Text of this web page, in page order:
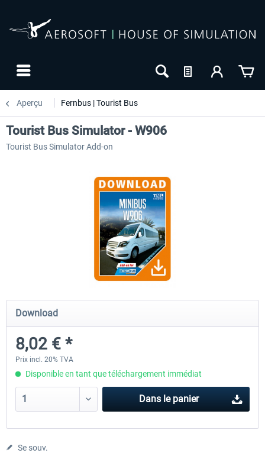
Aperçu Fernbus | Tourist Bus
Fernbus Simulator - W906
8,02 € *
Tourist Bus Simulator - W906
Tourist Bus Simulator Add-on
Download
8,02 € *
Prix incl. 20% TVA
Disponible en tant que téléchargement immédiat
Dans le panier
Se souv.